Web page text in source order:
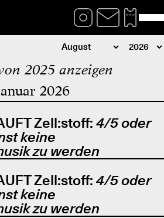
2025 anzeigen
2026
Zell:stoff: 4/5 oder
keine
zu werden
Zell:stoff: 4/5 oder
keine
zu werden